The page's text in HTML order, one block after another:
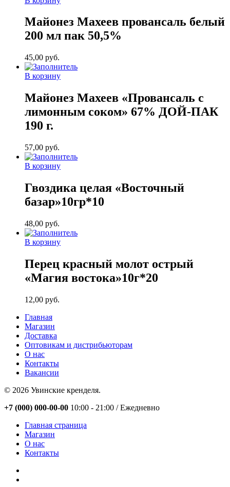
Майонез Махеев провансаль белый
200 мл пак 50,5%
45,00 руб.
В корзину
Майонез Махеев «Провансаль с
лимонным соком» 67% ДОЙ-ПАК
190 г.
57,00 руб.
В корзину
Гвоздика целая «Восточный
базар»10гр*10
48,00 руб.
В корзину
Перец красный молот острый
«Магия востока»10г*20
12,00 руб.
Главная
Магазин
Доставка
Оптовикам и дистрибьюторам
О нас
Контакты
Вакансии
© 2026 Увинские кренделя.
Close
+7 (000) 000-00-00 10:00 - 21:00 / Eжедневно
Главная страница
Магазин
О нас
Контакты